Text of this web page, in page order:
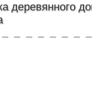
деревянного